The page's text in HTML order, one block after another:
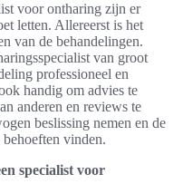
voor ontharing zijn er
letten. Allereerst is het
van de behandelingen.
van groot
professioneel en
handig om advies te
anderen en reviews te
beslissing nemen en de
vinden.
specialist voor